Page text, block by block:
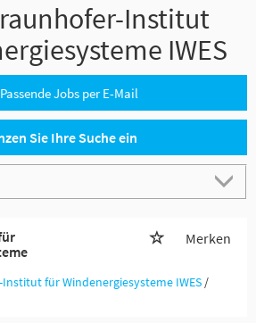
Institut
IWES
Passende Jobs per E-Mail
Sie Ihre Suche ein
Merken
für Windenergiesysteme IWES /